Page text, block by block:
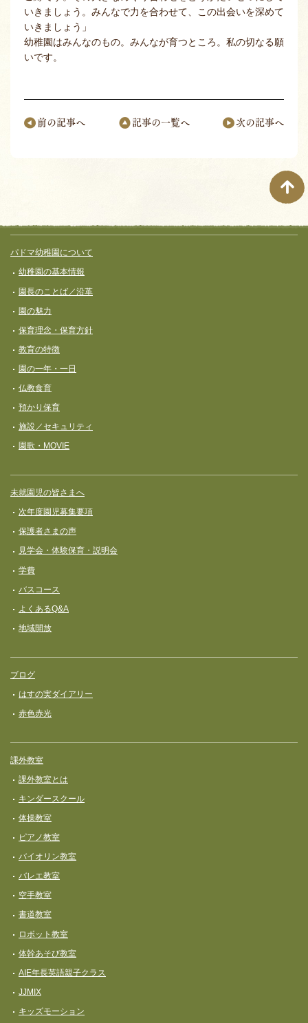
いきましょう。みんなで力を合わせて、この出会いを深めて
いきましょう」
幼稚園はみんなのもの。みんなが育つところ。私の切なる願
いです。
前の記事へ 記事の一覧へ 次の記事へ
フッターコンテンツ
パドマ幼稚園について
幼稚園の基本情報
園長のことば／沿革
園の魅力
保育理念・保育⽅針
教育の特徴
園の一年・一日
仏教食育
預かり保育
施設／セキュリティ
園歌・MOVIE
未就園児の皆さまへ
次年度園児募集要項
保護者さまの声
見学会・体験保育・説明会
学費
バスコース
よくあるQ&A
地域開放
ブログ
はすの実ダイアリー
赤色赤光
課外教室
課外教室とは
キンダースクール
体操教室
ピアノ教室
バイオリン教室
バレエ教室
空手教室
書道教室
ロボット教室
体幹あそび教室
AIE年長英語親子クラス
JJMIX
キッズモーション